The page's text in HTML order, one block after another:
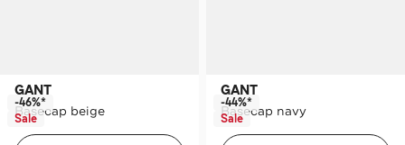
GANT
Basecap beige
-46%*
Sale
GANT
Basecap navy
-44%*
Sale